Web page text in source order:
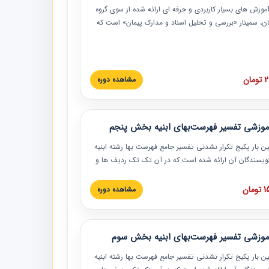
های بسیار کاربردی و حرفه‏ ای ارائه شده از سوی گروه
سمینار «بررسی و تحلیل اسناد و مدارک پیمان» است که
این خصوص ارائه شده است.
مشاهده دوره
تفسیر فهرست‌بهای ابنیه بخش پنجم
بار پکیج تکرار نشدنی تفسیر جامع فهرست بها رشته ابنیه
نویسندگان آن ارائه شده است که در آن تک تک ردیف ها و
و به همراه تصاویر عملیات اجرایی مرتبط با ردیف های
بها ارائه شده است. این دوره با کلام مهندس
مدیر پروژه مهندسی مشاور در امر بازنگری فهرست
حال فعالیت هستند حتما توصیه می کنیم از مطالب این
نمایند.
مشاهده دوره
تفسیر فهرست‌بهای ابنیه بخش سوم
بار پکیج تکرار نشدنی تفسیر جامع فهرست بها رشته ابنیه